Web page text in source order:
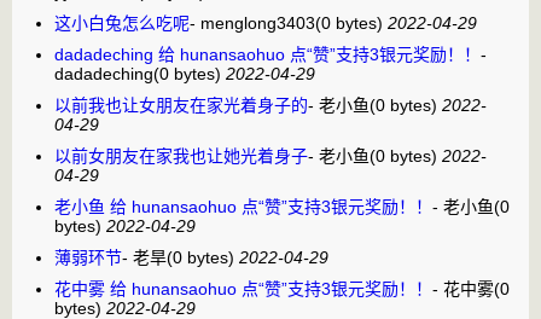
这小白兔怎么吃呢- menglong3403(0 bytes) 2022-04-29
dadadeching 给 hunansaohuo 点“赞”支持3银元奖励！！ -
dadadeching(0 bytes) 2022-04-29
以前我也让女朋友在家光着身子的- 老小鱼(0 bytes) 2022-
04-29
以前女朋友在家我也让她光着身子- 老小鱼(0 bytes) 2022-
04-29
老小鱼 给 hunansaohuo 点“赞”支持3银元奖励！！ - 老小鱼(0
bytes) 2022-04-29
薄弱环节- 老旱(0 bytes) 2022-04-29
花中雾 给 hunansaohuo 点“赞”支持3银元奖励！！ - 花中雾(0
bytes) 2022-04-29